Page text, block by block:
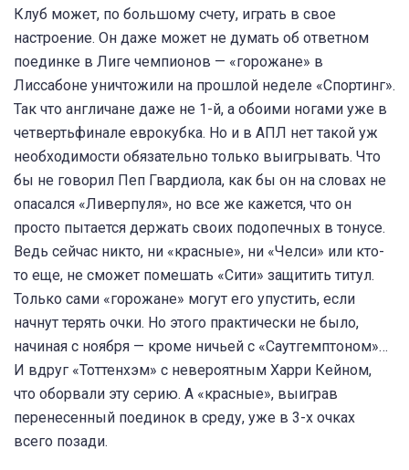
Клуб может, по большому счету, играть в свое
настроение. Он даже может не думать об ответном
поединке в Лиге чемпионов — «горожане» в
Лиссабоне уничтожили на прошлой неделе «Спортинг».
Так что англичане даже не 1-й, а обоими ногами уже в
четвертьфинале еврокубка. Но и в АПЛ нет такой уж
необходимости обязательно только выигрывать. Что
бы не говорил Пеп Гвардиола, как бы он на словах не
опасался «Ливерпуля», но все же кажется, что он
просто пытается держать своих подопечных в тонусе.
Ведь сейчас никто, ни «красные», ни «Челси» или кто-
то еще, не сможет помешать «Сити» защитить титул.
Только сами «горожане» могут его упустить, если
начнут терять очки. Но этого практически не было,
начиная с ноября — кроме ничьей с «Саутгемптоном»…
И вдруг «Тоттенхэм» с невероятным Харри Кейном,
что оборвали эту серию. А «красные», выиграв
перенесенный поединок в среду, уже в 3-х очках
всего позади.